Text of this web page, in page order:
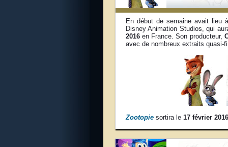
En début de semaine avait lieu
Disney Animation Studios, qui
2016 en France. Son producteur,
avec de nombreux extraits
Zootopiesortira le 17 février 2016